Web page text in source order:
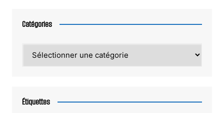
Catégories
Étiquettes